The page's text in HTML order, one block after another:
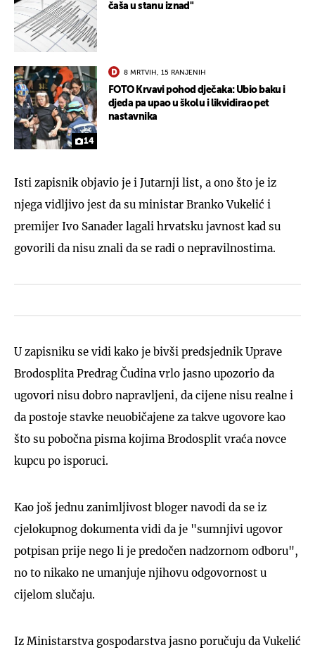
čaša u stanu iznad"
14
8 MRTVIH, 15 RANJENIH
FOTO Krvavi pohod dječaka: Ubio baku i
djeda pa upao u školu i likvidirao pet
nastavnika
Isti zapisnik objavio je i Jutarnji list, a ono što je iz
njega vidljivo jest da su ministar Branko Vukelić i
premijer Ivo Sanader lagali hrvatsku javnost kad su
govorili da nisu znali da se radi o nepravilnostima.
U zapisniku se vidi kako je bivši predsjednik Uprave
Brodosplita Predrag Čudina vrlo jasno upozorio da
ugovori nisu dobro napravljeni, da cijene nisu realne i
da postoje stavke neuobičajene za takve ugovore kao
što su pobočna pisma kojima Brodosplit vraća novce
kupcu po isporuci.
Kao još jednu zanimljivost bloger navodi da se iz
cjelokupnog dokumenta vidi da je "sumnjivi ugovor
potpisan prije nego li je predočen nadzornom odboru",
no to nikako ne umanjuje njihovu odgovornost u
cijelom slučaju.
Iz Ministarstva gospodarstva jasno poručuju da Vukelić